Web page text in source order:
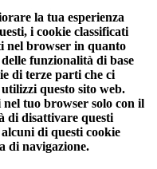
la tua esperienza
i cookie classificati
nel browser in quanto
funzionalità di base
di terze parti che ci
questo sito web.
tuo browser solo con il
di disattivare questi
di questi cookie
di navigazione.